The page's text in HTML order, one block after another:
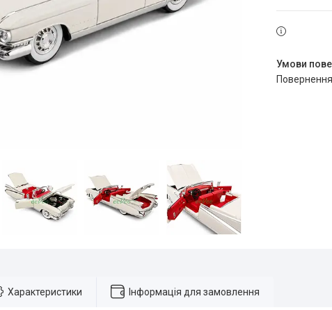
Характеристики Інформація для замовлення